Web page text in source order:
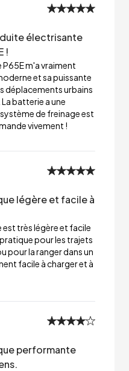
électrisante
!
m'a vraiment
et sa puissante
déplacements urbains
batterie a une
de freinage est
vivement !
légère et facile à
très légère et facile
pour les trajets
pour la ranger dans un
facile à charger et à
performante